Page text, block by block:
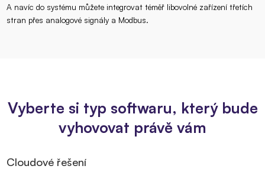
A navíc do systému můžete integrovat téměř libovolné zařízení třetích
stran přes analogové signály a Modbus.
Vyberte si typ softwaru, který bude
vyhovovat právě vám
Cloudové řešení